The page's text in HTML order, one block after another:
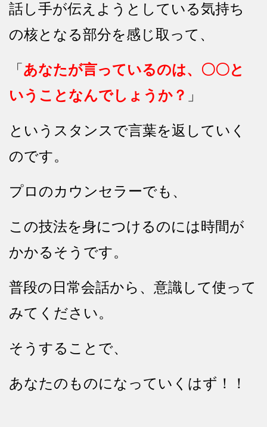
話し手が伝えようとしている気持ち
の核となる部分を感じ取って、
「 あなたが言っているのは、〇〇と
いうことなんでしょうか？ 」
というスタンスで言葉を返していく
のです。
プロのカウンセラーでも、
この技法を身につけるのには時間が
かかるそうです。
普段の日常会話から、意識して使って
みてください。
そうすることで、
あなたのものになっていくはず！！